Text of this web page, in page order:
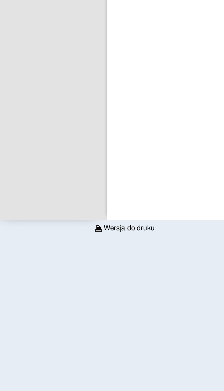
Wersja do druku